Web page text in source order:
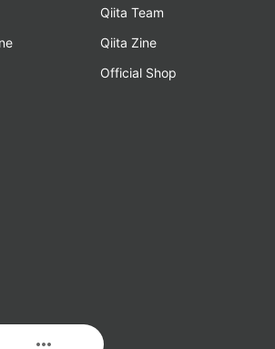
Qiita Team
Qiita Zine
Official Shop